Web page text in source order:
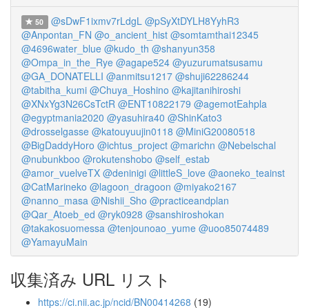
50 @sDwF1ixmv7rLdgL @pSyXtDYLH8YyhR3
@Anpontan_FN @o_ancient_hist @somtamthai12345
@4696water_blue @kudo_th @shanyun358
@Ompa_in_the_Rye @agape524 @yuzurumatsusamu
@GA_DONATELLI @anmitsu1217 @shuji62286244
@tabitha_kumi @Chuya_Hoshino @kajitanihiroshi
@XNxYg3N26CsTctR @ENT10822179 @agemotEahpla
@egyptmania2020 @yasuhira40 @ShinKato3
@drosselgasse @katouyuujin0118 @MiniG20080518
@BigDaddyHoro @ichtus_project @marichn @Nebelschal
@nubunkboo @rokutenshobo @self_estab
@amor_vuelveTX @deninigi @littleS_love @aoneko_teainst
@CatMarineko @lagoon_dragoon @miyako2167
@nanno_masa @Nishii_Sho @practiceandplan
@Qar_Atoeb_ed @ryk0928 @sanshiroshokan
@takakosuomessa @tenjounoao_yume @uoo85074489
@YamayuMain
収集済み URL リスト
https://ci.nii.ac.jp/ncid/BN00414268 (19)